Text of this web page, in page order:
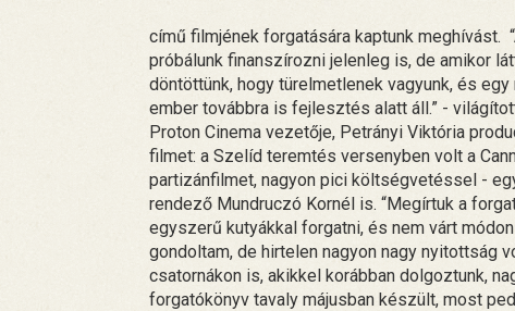
című filmjének forgatására kaptunk meghívást.
próbálunk finanszírozni jelenleg is, de amikor
döntöttünk, hogy türelmetlenek vagyunk, és
ember továbbra is fejlesztés alatt áll.” -
Proton Cinema vezetője, Petrányi Viktória
filmet: a Szelíd teremtés versenyben volt a
partizánfilmet, nagyon pici költségvetéssel -
rendező Mundruczó Kornél is. “Megírtuk a
egyszerű kutyákkal forgatni, és nem várt
gondoltam, de hirtelen nagyon nagy nyitottság
csatornákon is, akikkel korábban dolgoztunk,
forgatókönyv tavaly májusban készült, most